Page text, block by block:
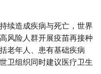
续造成疾病与死亡，世界
风险人群开展疫苗再接种
老年人、患有基础疾病
卫组织同时建议医疗卫生